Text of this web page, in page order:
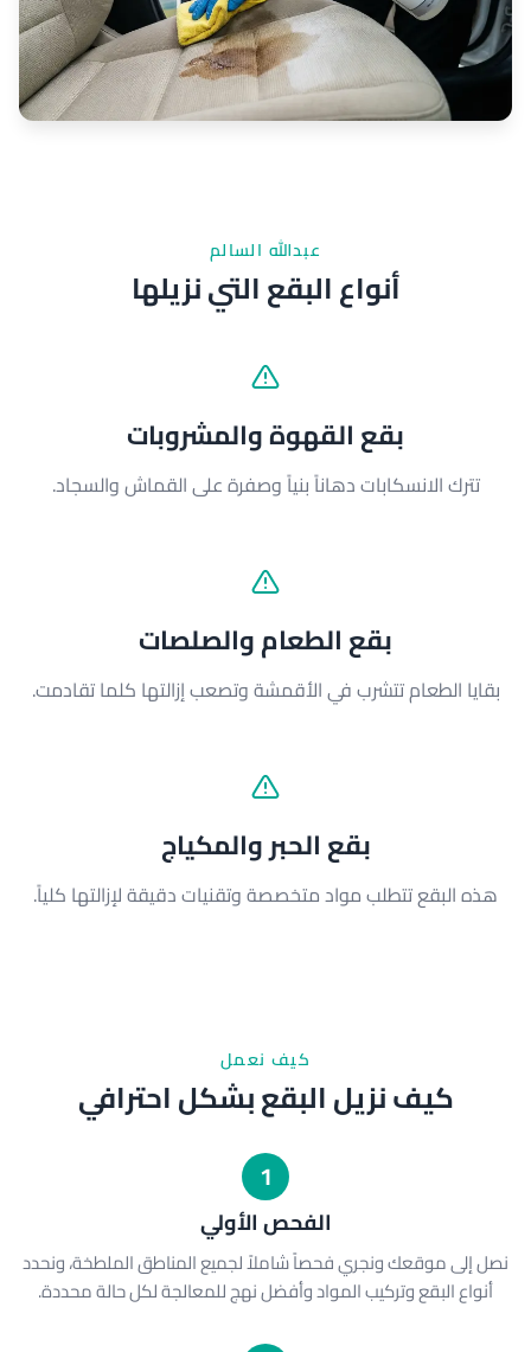
عبدالله السالم
أنواع البقع التي نزيلها
بقع القهوة والمشروبات
تترك الانسكابات دهاناً بنياً وصفرة على القماش والسجاد.
بقع الطعام والصلصات
بقايا الطعام تتشرب في الأقمشة وتصعب إزالتها كلما تقادمت.
بقع الحبر والمكياج
هذه البقع تتطلب مواد متخصصة وتقنيات دقيقة لإزالتها كلياً.
كيف نعمل
كيف نزيل البقع بشكل احترافي
1
الفحص الأولي
نصل إلى موقعك ونجري فحصاً شاملاً لجميع المناطق الملطخة، ونحدد
أنواع البقع وتركيب المواد وأفضل نهج للمعالجة لكل حالة محددة.